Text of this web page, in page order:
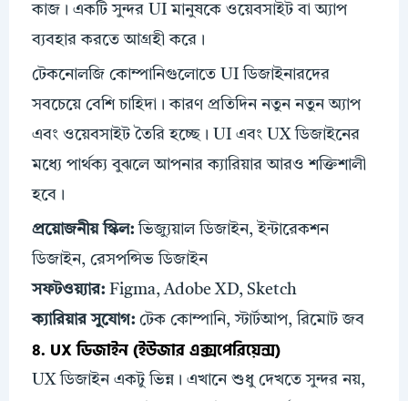
কাজ। একটি সুন্দর UI মানুষকে ওয়েবসাইট বা অ্যাপ
ব্যবহার করতে আগ্রহী করে।
টেকনোলজি কোম্পানিগুলোতে UI ডিজাইনারদের
সবচেয়ে বেশি চাহিদা। কারণ প্রতিদিন নতুন নতুন অ্যাপ
এবং ওয়েবসাইট তৈরি হচ্ছে। UI এবং UX ডিজাইনের
মধ্যে পার্থক্য বুঝলে আপনার ক্যারিয়ার আরও শক্তিশালী
হবে।
প্রয়োজনীয়স্কিল: ভিজ্যুয়াল ডিজাইন, ইন্টারেকশন
ডিজাইন, রেসপন্সিভ ডিজাইন
সফটওয়্যার: Figma, Adobe XD, Sketch
ক্যারিয়ার সুযোগ: টেক কোম্পানি, স্টার্টআপ, রিমোট জব
৪. UX ডিজাইন (ইউজার এক্সপেরিয়েন্স)
UX ডিজাইন একটু ভিন্ন। এখানে শুধু দেখতে সুন্দর নয়,